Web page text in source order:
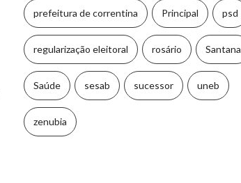
prefeitura de correntina Principal psd
regularização eleitoral rosário Santana
Saúde sesab sucessor uneb
zenubia